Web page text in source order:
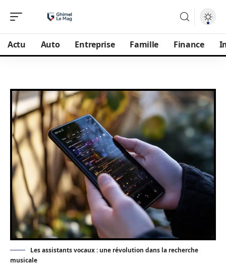
Actu Auto Entreprise Famille Finance
Les assistants vocaux : une révolution dans la recherche
musicale